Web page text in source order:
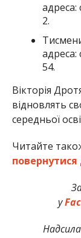
адреса:
2.
адреса:
54.
Вікторія
відновлять
середньої
Читайте
у